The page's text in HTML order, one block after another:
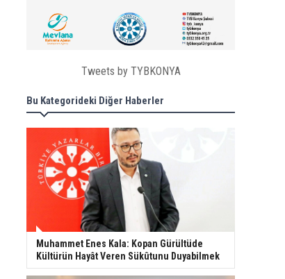
Tweets by TYBKONYA
Bu Kategorideki Diğer Haberler
Muhammet Enes Kala: Kopan Gürültüde
Kültürün Hayât Veren Sükûtunu Duyabilmek